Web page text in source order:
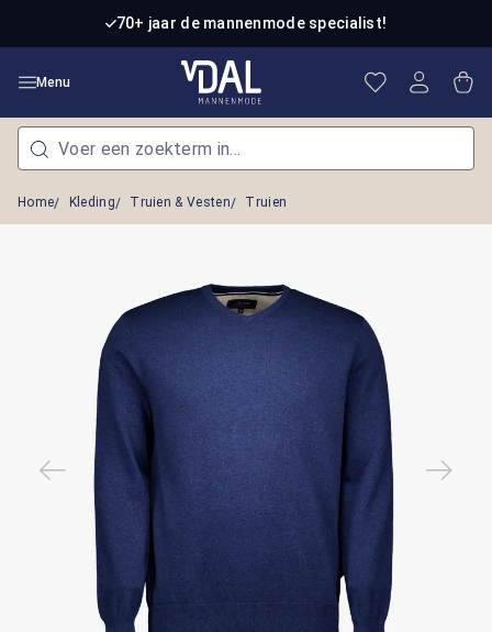
Ga naar de hoofdinhoud70+ jaar de mannenmode specialist!
Menu Je hebt 0
Home Kleding Truien & Vesten Truien